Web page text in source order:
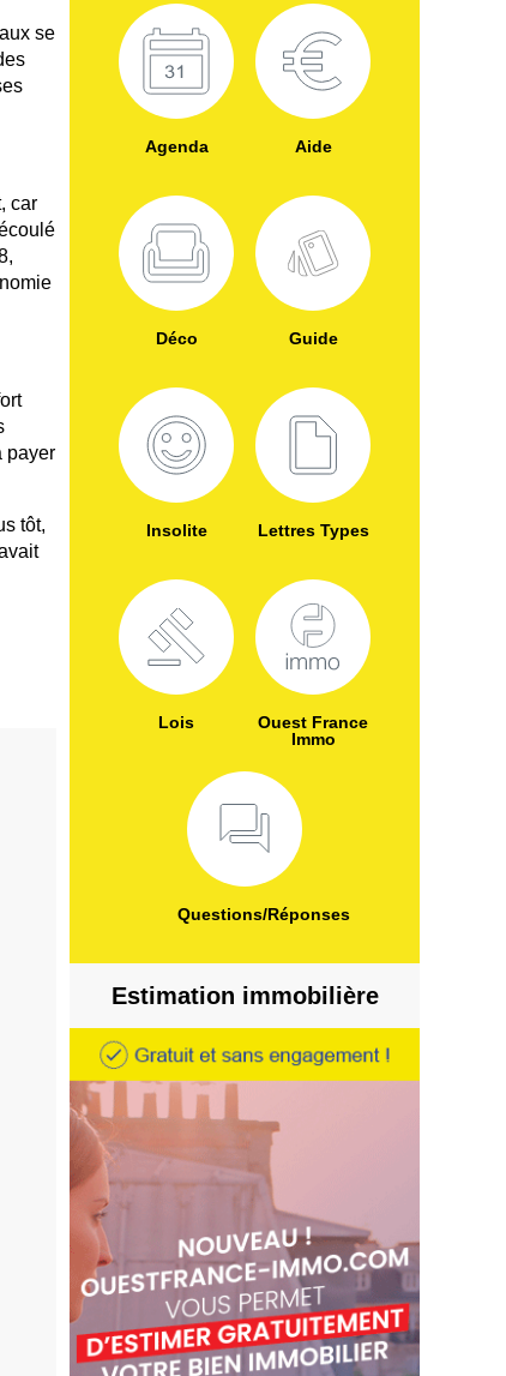
se
car
payer
tôt,
Agenda Aide
Déco Guide
Insolite Lettres Types
Lois
Ouest France
Immo
Questions/Réponses
Estimation immobilière